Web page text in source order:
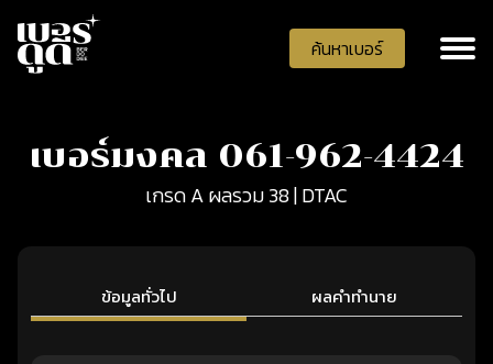
ค้นหาเบอร์
เบอร์มงคล 061-962-4424
เกรด A ผลรวม 38 | DTAC
ข้อมูลทั่วไป ผลคำทำนาย